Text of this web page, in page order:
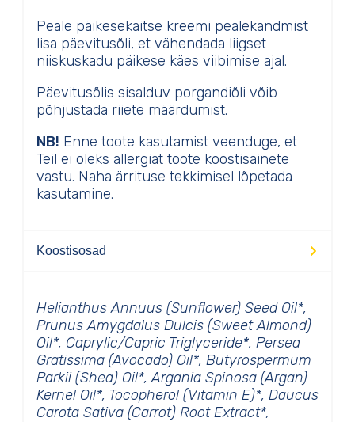
Peale päikesekaitse kreemi pealekandmist
lisa päevitusõli, et vähendada liigset
niiskuskadu päikese käes viibimise ajal.
Päevitusõlis sisalduv porgandiõli võib
põhjustada riiete määrdumist.
NB! Enne toote kasutamist veenduge, et
Teil ei oleks allergiat toote koostisainete
vastu. Naha ärrituse tekkimisel lõpetada
kasutamine.
Koostisosad
Helianthus Annuus (Sunflower) Seed Oil*,
Prunus Amygdalus Dulcis (Sweet Almond)
Oil*, Caprylic/Capric Triglyceride*, Persea
Gratissima (Avocado) Oil*, Butyrospermum
Parkii (Shea) Oil*, Argania Spinosa (Argan)
Kernel Oil*, Tocopherol (Vitamin E)*, Daucus
Carota Sativa (Carrot) Root Extract*,